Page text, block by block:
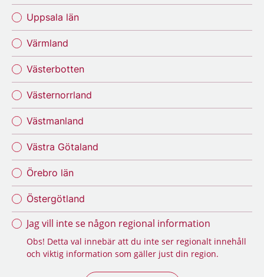
Uppsala län
Värmland
Västerbotten
Västernorrland
Västmanland
Västra Götaland
Örebro län
Östergötland
Jag vill inte se någon regional information
Obs! Detta val innebär att du inte ser regionalt innehåll
och viktig information som gäller just din region.